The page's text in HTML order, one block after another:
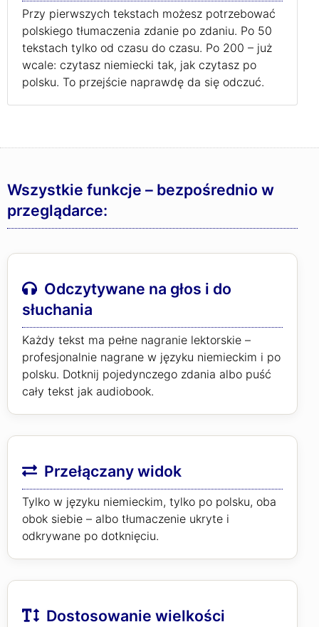
Przy pierwszych tekstach możesz potrzebować
polskiego tłumaczenia zdanie po zdaniu. Po 50
tekstach tylko od czasu do czasu. Po 200 – już
wcale: czytasz niemiecki tak, jak czytasz po
polsku. To przejście naprawdę da się odczuć.
Wszystkie funkcje – bezpośrednio w
przeglądarce:
Odczytywane na głos i do
słuchania
Każdy tekst ma pełne nagranie lektorskie –
profesjonalnie nagrane w języku niemieckim i po
polsku. Dotknij pojedynczego zdania albo puść
cały tekst jak audiobook.
Przełączany widok
Tylko w języku niemieckim, tylko po polsku, oba
obok siebie – albo tłumaczenie ukryte i
odkrywane po dotknięciu.
Dostosowanie wielkości